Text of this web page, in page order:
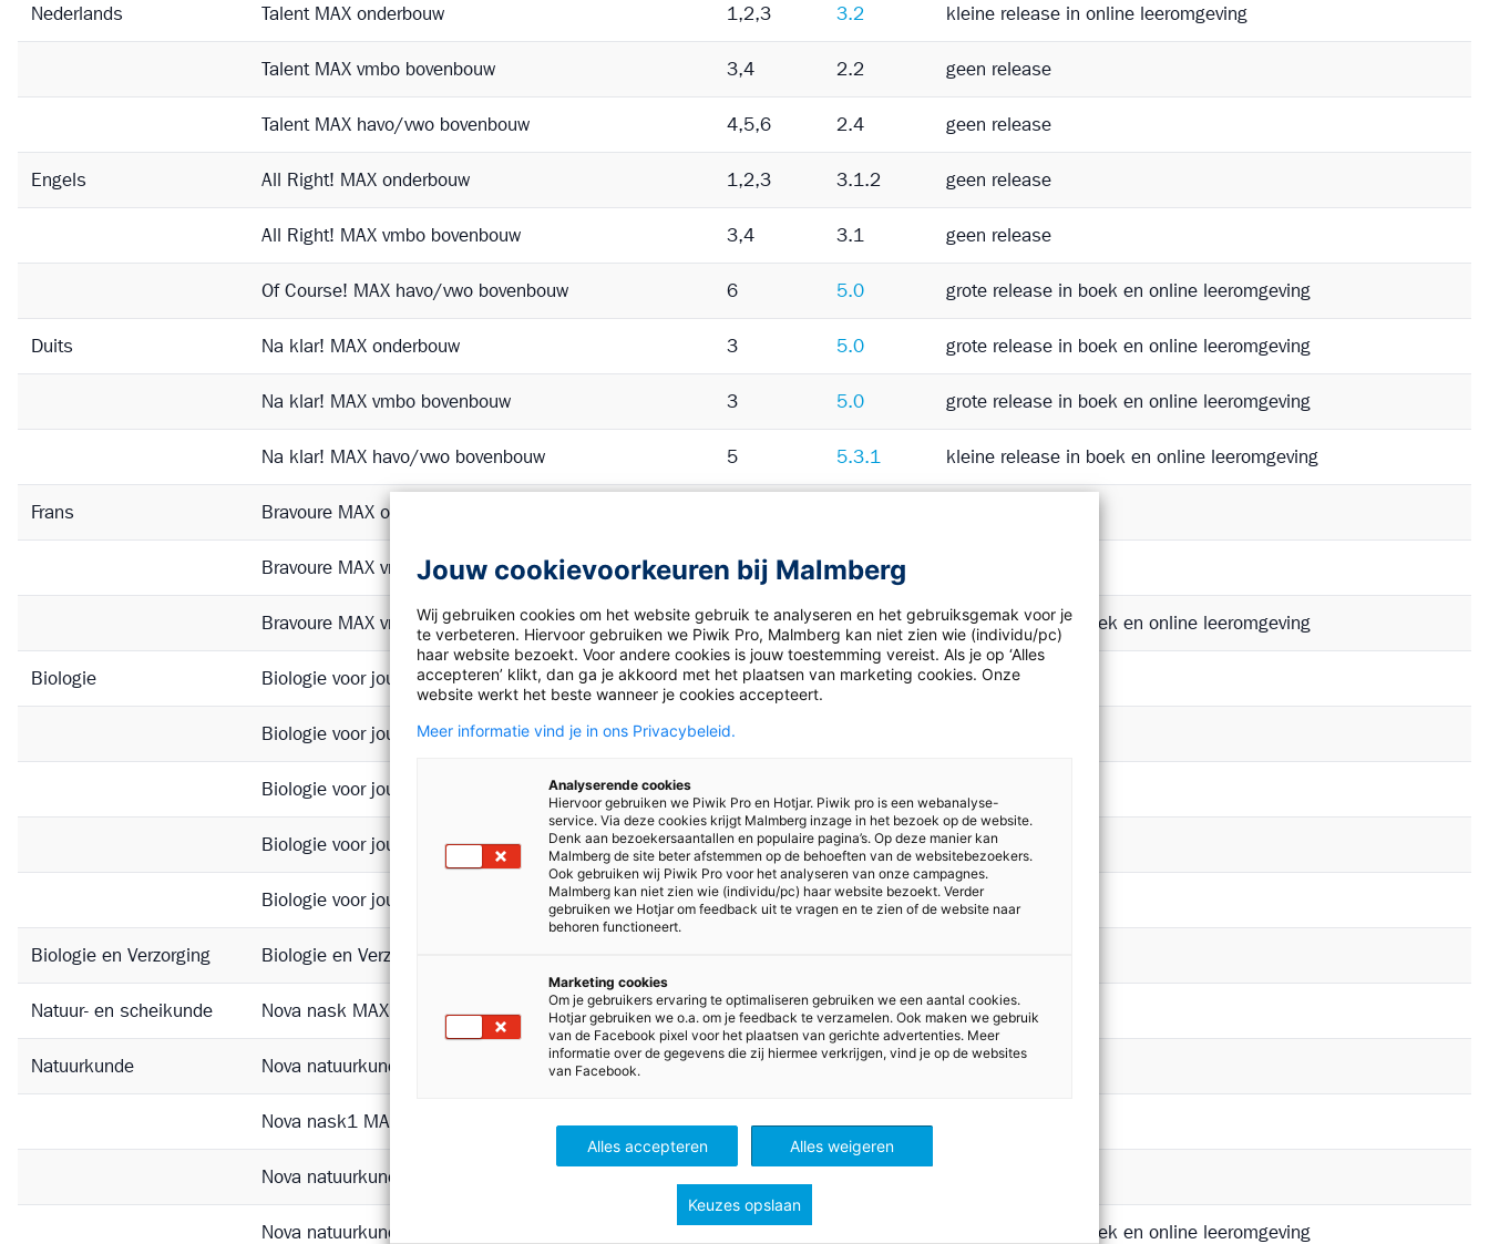
Nederlands Talent MAX onderbouw 1,2,3 3.2 kleine release in online leeromgeving
Talent MAX vmbo bovenbouw 3,4 2.2 geen release
Talent MAX havo/vwo bovenbouw 4,5,6 2.4 geen release
Engels All Right! MAX onderbouw 1,2,3 3.1.2 geen release
All Right! MAX vmbo bovenbouw 3,4 3.1 geen release
Of Course! MAX havo/vwo bovenbouw 6 5.0 grote release in boek en online leeromgeving
Duits Na klar! MAX onderbouw 3 5.0 grote release in boek en online leeromgeving
Na klar! MAX vmbo bovenbouw 3 5.0 grote release in boek en online leeromgeving
Na klar! MAX havo/vwo bovenbouw 5 5.3.1 kleine release in boek en online leeromgeving
Frans Bravoure MAX onderbouw
Bravoure MAX vmbo bovenbouw 3 1.0
Bravoure MAX vmbo bovenbouw 4 1.0 grote release in boek en online leeromgeving
Biologie Biologie voor jou MAX onderbouw 1 8.1 geen release
Biologie voor jou MAX onderbouw 2,3
Biologie voor jou MAX vmbo bovenbouw
Biologie voor jou MAX vmbo bovenbouw 4 8.0 geen release
Biologie voor jou MAX havo/vwo bovenbouw 4,5,6 7.0 geen release
Biologie en Verzorging Biologie en Verzorging voor jou MAX
Natuur- en scheikunde Nova nask MAX onderbouw 1,2 5.1 geen release
Natuurkunde Nova natuurkunde MAX 3 havo/vwo/gym 3 5.2 geen release
Nova nask1 MAX vmbo bovenbouw 3,4 5.0.2
Nova natuurkunde MAX havo/vwo bovenbouw
Nova natuurkunde MAX havo/vwo bovenbouw 5 grote release in boek en online leeromgeving
Jouw cookievoorkeuren bij Malmberg
Wij gebruiken cookies om het website gebruik te analyseren en het gebruiksgemak voor je
te verbeteren. Hiervoor gebruiken we Piwik Pro, Malmberg kan niet zien wie (individu/pc)
haar website bezoekt. Voor andere cookies is jouw toestemming vereist. Als je op ‘Alles
accepteren’ klikt, dan ga je akkoord met het plaatsen van marketing cookies. Onze
website werkt het beste wanneer je cookies accepteert.
Meer informatie vind je in ons Privacybeleid.
Analyserende cookies
Hiervoor gebruiken we Piwik Pro en Hotjar. Piwik pro is een webanalyse-
service. Via deze cookies krijgt Malmberg inzage in het bezoek op de website.
Denk aan bezoekersaantallen en populaire pagina’s. Op deze manier kan
Malmberg de site beter afstemmen op de behoeften van de websitebezoekers.
Ook gebruiken wij Piwik Pro voor het analyseren van onze campagnes.
Malmberg kan niet zien wie (individu/pc) haar website bezoekt. Verder
gebruiken we Hotjar om feedback uit te vragen en te zien of de website naar
behoren functioneert.
Marketing cookies
Om je gebruikers ervaring te optimaliseren gebruiken we een aantal cookies.
Hotjar gebruiken we o.a. om je feedback te verzamelen. Ook maken we gebruik
van de Facebook pixel voor het plaatsen van gerichte advertenties. Meer
informatie over de gegevens die zij hiermee verkrijgen, vind je op de websites
van Facebook.
Alles accepteren Alles weigeren
Keuzes opslaan